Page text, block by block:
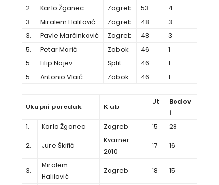
2.
Karlo Žganec Zagreb 53
4
3.
Miralem Halilović Zagreb 48
3
3.
Pavle Marčinković Zagreb 48
3
5.
Petar Marić Zabok 46
1
5.
Filip Najev Split 46
1
5.
Antonio Vlaić Zabok 46 1
Ukupni poredak Klub
Ut
.
Bodov
i
1.
Karlo Žganec Zagreb 15 28
2. Jure Škifić
Kvarner
2010
17 16
3.
Miralem
Halilović
Zagreb 18 15